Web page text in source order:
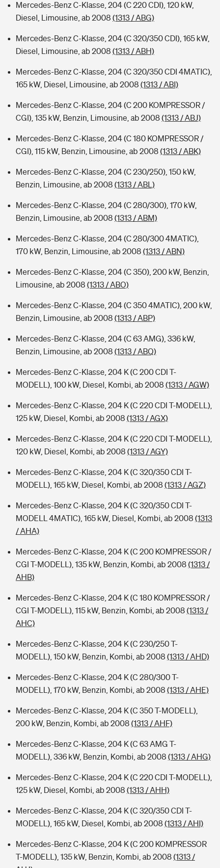
Mercedes-Benz C-Klasse, 204 (C 220 CDI), 120 kW,
Diesel, Limousine, ab 2008 (1313 / ABG)
Mercedes-Benz C-Klasse, 204 (C 320/350 CDI), 165 kW,
Diesel, Limousine, ab 2008 (1313 / ABH)
Mercedes-Benz C-Klasse, 204 (C 320/350 CDI 4MATIC),
165 kW, Diesel, Limousine, ab 2008 (1313 / ABI)
Mercedes-Benz C-Klasse, 204 (C 200 KOMPRESSOR /
CGI), 135 kW, Benzin, Limousine, ab 2008 (1313 / ABJ)
Mercedes-Benz C-Klasse, 204 (C 180 KOMPRESSOR /
CGI), 115 kW, Benzin, Limousine, ab 2008 (1313 / ABK)
Mercedes-Benz C-Klasse, 204 (C 230/250), 150 kW,
Benzin, Limousine, ab 2008 (1313 / ABL)
Mercedes-Benz C-Klasse, 204 (C 280/300), 170 kW,
Benzin, Limousine, ab 2008 (1313 / ABM)
Mercedes-Benz C-Klasse, 204 (C 280/300 4MATIC),
170 kW, Benzin, Limousine, ab 2008 (1313 / ABN)
Mercedes-Benz C-Klasse, 204 (C 350), 200 kW, Benzin,
Limousine, ab 2008 (1313 / ABO)
Mercedes-Benz C-Klasse, 204 (C 350 4MATIC), 200 kW,
Benzin, Limousine, ab 2008 (1313 / ABP)
Mercedes-Benz C-Klasse, 204 (C 63 AMG), 336 kW,
Benzin, Limousine, ab 2008 (1313 / ABQ)
Mercedes-Benz C-Klasse, 204 K (C 200 CDI T-
MODELL), 100 kW, Diesel, Kombi, ab 2008 (1313 / AGW)
Mercedes-Benz C-Klasse, 204 K (C 220 CDI T-MODELL),
125 kW, Diesel, Kombi, ab 2008 (1313 / AGX)
Mercedes-Benz C-Klasse, 204 K (C 220 CDI T-MODELL),
120 kW, Diesel, Kombi, ab 2008 (1313 / AGY)
Mercedes-Benz C-Klasse, 204 K (C 320/350 CDI T-
MODELL), 165 kW, Diesel, Kombi, ab 2008 (1313 / AGZ)
Mercedes-Benz C-Klasse, 204 K (C 320/350 CDI T-
MODELL 4MATIC), 165 kW, Diesel, Kombi, ab 2008 (1313
/ AHA)
Mercedes-Benz C-Klasse, 204 K (C 200 KOMPRESSOR /
CGI T-MODELL), 135 kW, Benzin, Kombi, ab 2008 (1313 /
AHB)
Mercedes-Benz C-Klasse, 204 K (C 180 KOMPRESSOR /
CGI T-MODELL), 115 kW, Benzin, Kombi, ab 2008 (1313 /
AHC)
Mercedes-Benz C-Klasse, 204 K (C 230/250 T-
MODELL), 150 kW, Benzin, Kombi, ab 2008 (1313 / AHD)
Mercedes-Benz C-Klasse, 204 K (C 280/300 T-
MODELL), 170 kW, Benzin, Kombi, ab 2008 (1313 / AHE)
Mercedes-Benz C-Klasse, 204 K (C 350 T-MODELL),
200 kW, Benzin, Kombi, ab 2008 (1313 / AHF)
Mercedes-Benz C-Klasse, 204 K (C 63 AMG T-
MODELL), 336 kW, Benzin, Kombi, ab 2008 (1313 / AHG)
Mercedes-Benz C-Klasse, 204 K (C 220 CDI T-MODELL),
125 kW, Diesel, Kombi, ab 2008 (1313 / AHH)
Mercedes-Benz C-Klasse, 204 K (C 320/350 CDI T-
MODELL), 165 kW, Diesel, Kombi, ab 2008 (1313 / AHI)
Mercedes-Benz C-Klasse, 204 K (C 200 KOMPRESSOR
T-MODELL), 135 kW, Benzin, Kombi, ab 2008 (1313 /